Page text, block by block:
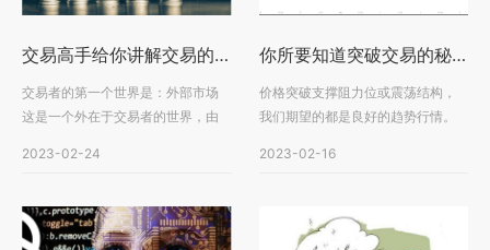
交易高手给你讲解交易的二重世界！
交易者的第一个世界是：外部市场
这是一个外在于交易者的世界，由
2023-02-24
你所要知道突破交易的秘密
价格突破支撑阻力位或震荡结构，
我们期望的都是良好的趋势行情。
2023-02-16